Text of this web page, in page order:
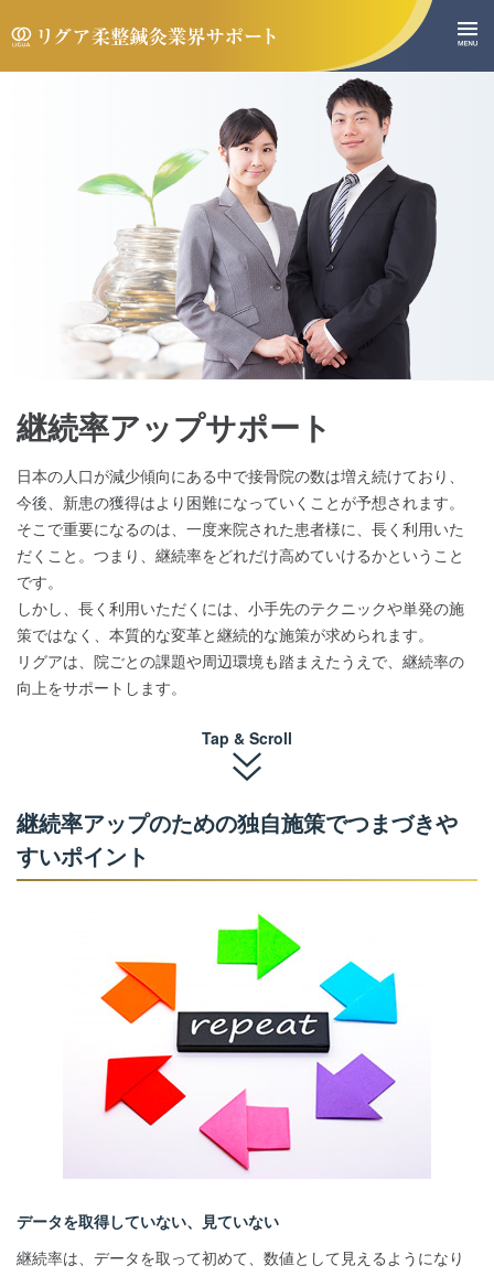
継続率アップサポート
日本の人口が減少傾向にある中で接骨院の数は増え続けており、
今後、新患の獲得はより困難になっていくことが予想されます。
そこで重要になるのは、一度来院された患者様に、長く利用いた
だくこと。つまり、継続率をどれだけ高めていけるかということ
です。
しかし、長く利用いただくには、小手先のテクニックや単発の施
策ではなく、本質的な変革と継続的な施策が求められます。
リグアは、院ごとの課題や周辺環境も踏まえたうえで、継続率の
向上をサポートします。
Tap & Scroll
継続率アップのための独自施策でつまづきや
すいポイント
データを取得していない、見ていない
継続率は、データを取って初めて、数値として見えるようになり